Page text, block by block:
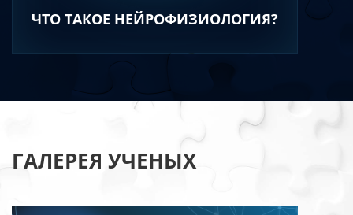
ЧТО ТАКОЕ НЕЙРОФИЗИОЛОГИЯ?
ГАЛЕРЕЯ УЧЕНЫХ